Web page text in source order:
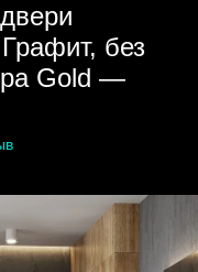
без
Gold —